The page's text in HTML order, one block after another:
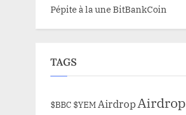
Pépite à la une BitBankCoin
TAGS
$BBC $YEMAirdropAirdrop